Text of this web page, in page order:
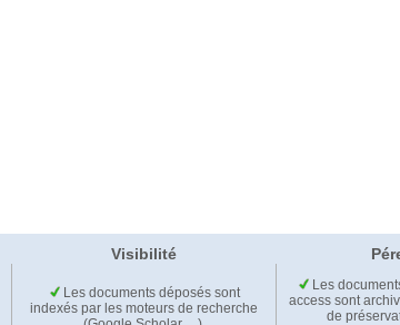
Visibilité
Les documents déposés sont
indexés par les moteurs de recherche
Les
access sont
de